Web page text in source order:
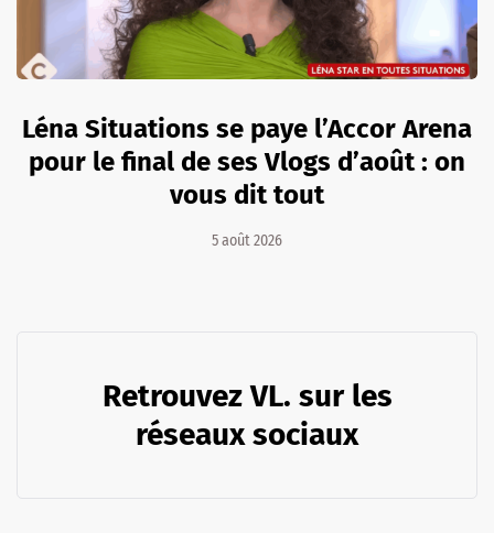
Léna Situations se paye l’Accor Arena
pour le final de ses Vlogs d’août : on
vous dit tout
5 août 2026
Retrouvez VL. sur les
réseaux sociaux